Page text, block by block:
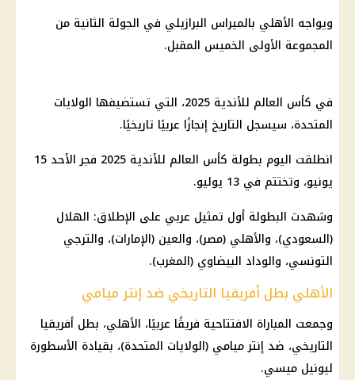
ويواجه الأهلي بالميراس البرازيلي في الجولة الثانية من
المجموعة الأولى الخميس المقبل.
في كأس العالم للأندية 2025، التي تستضيفها الولايات
المتحدة، سيسجل التاريخ إنجازًا عربيًا تاريخيًا.
انطلقت اليوم بطولة كأس العالم للأندية 2025 فجر الأحد 15
يونيو، وتختتم في 13 يوليو.
وشهدت البطولة أول تمثيل عربي على الإطلاق: الهلال
(السعودي)، والأهلي (مصر)، والعين (الإمارات)، والترجي
التونسي، والوداد البيضاوي (المغرب).
الأهلي بطل أفريقيا التاريخي ضد إنتر ميامي
وجمعت المباراة الافتتاحية فريقًا عربيًا، الأهلي، بطل أفريقيا
التاريخي، ضد إنتر ميامي (الولايات المتحدة)، بقيادة الأسطورة
ليونيل ميسي.